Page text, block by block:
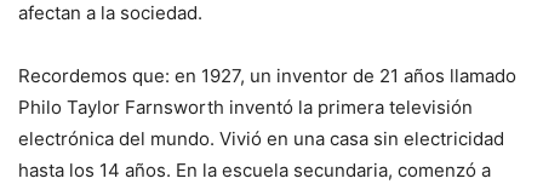
afectan a la sociedad.
Recordemos que: en 1927, un inventor de 21 años llamado
Philo Taylor Farnsworth inventó la primera televisión
electrónica del mundo. Vivió en una casa sin electricidad
hasta los 14 años. En la escuela secundaria, comenzó a